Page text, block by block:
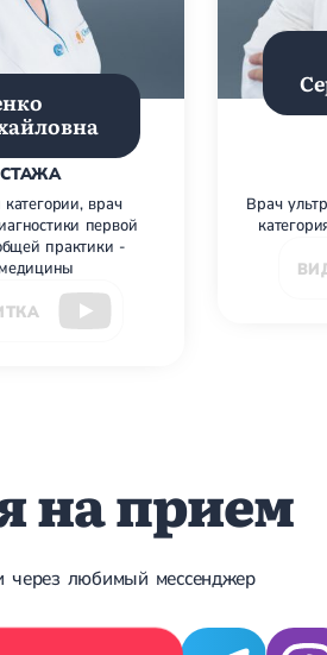
врач
первой
практики -
Врач
на прием
через любимый мессенджер